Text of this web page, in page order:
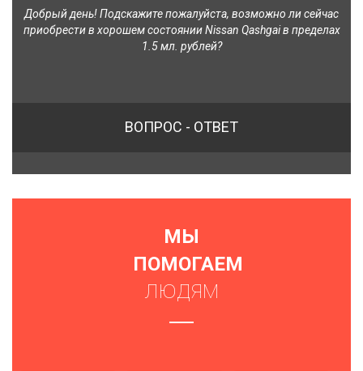
Добрый день! Подскажите пожалуйста, возможно ли сейчас
приобрести в хорошем состоянии Nissan Qashgai в пределах
1.5 мл. рублей?
ВОПРОС - ОТВЕТ
МЫ
ПОМОГАЕМ
ЛЮДЯМ